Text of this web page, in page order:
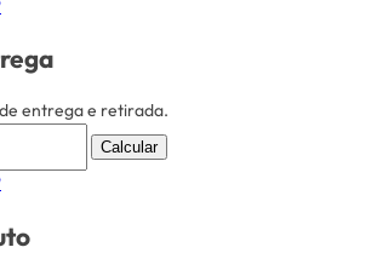
entrega e retirada.
Calcular